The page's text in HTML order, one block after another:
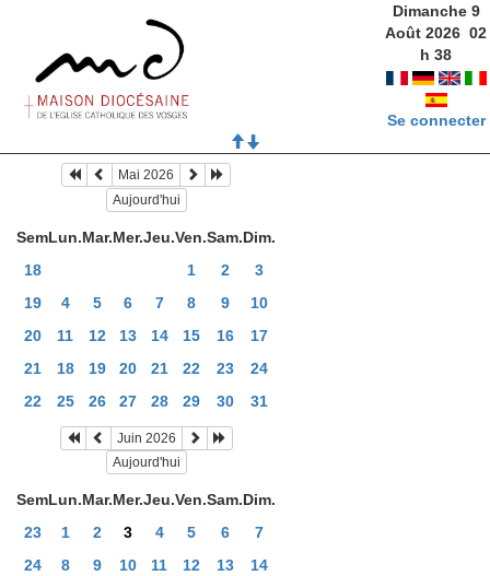
Dimanche 9
Août 2026 02
h38
Se connecter
Mai 2026
Aujourd'hui
SemLun.Mar.Mer.Jeu.Ven.Sam.Dim.
18
1 2
3
19
4 5 6 7 8 9
10
20
11 12 13 14 15 16
17
21
18 19 20 21 22 23
24
22
25 26 27 28 29 30 31
Juin 2026
Aujourd'hui
SemLun.Mar.Mer.Jeu.Ven.Sam.Dim.
23
1 2 3 4 5 6
7
24
8 9 10 11 12 13
14